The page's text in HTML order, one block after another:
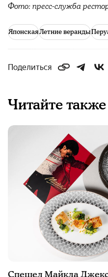
Фото: пресс-служба
ЯпонскаяЛетние веранды
Поделиться
Читайте также